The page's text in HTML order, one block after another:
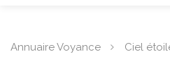
Annuaire Voyance Ciel